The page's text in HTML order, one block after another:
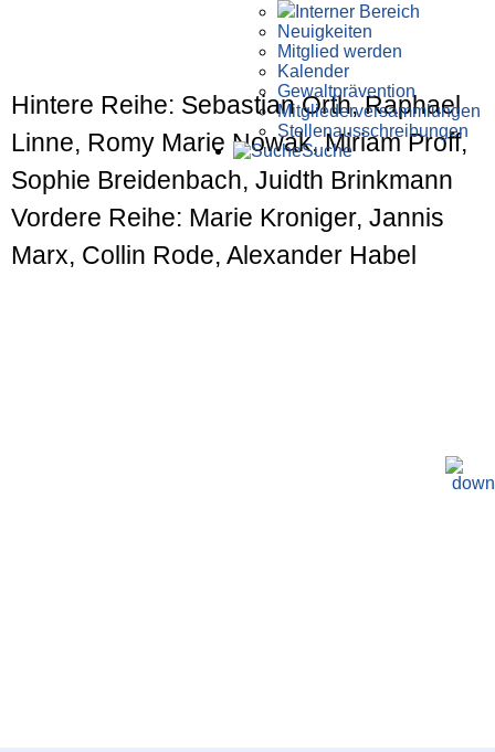
Interner Bereich
Neuigkeiten
Mitglied werden
Kalender
Gewaltprävention
Mitglieder­versammlungen
Stellen­aus­schrei­bungen
Suche
Hintere Reihe: Sebastian Orth, Raphael
Linne, Romy Marie Nowak, Miriam Proff,
Sophie Breidenbach, Juidth Brinkmann
Vordere Reihe: Marie Kroniger, Jannis
Marx, Collin Rode, Alexander Habel